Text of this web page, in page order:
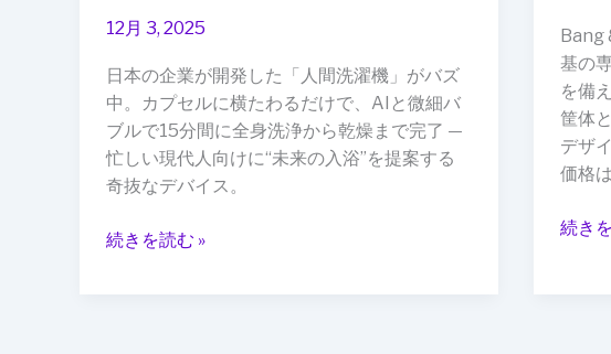
12月 3, 2025
日本の企業が開発した「人間洗濯機」がバズ
中。カプセルに横たわるだけで、AIと微細バ
ブルで15分間に全身洗浄から乾燥まで完了 —
忙しい現代人向けに“未来の入浴”を提案する
奇抜なデバイス。
洗
＆
乾
燥、
未
来
パ
続きを読む »
Bang
基の
を備
筐体
デザ
価格
間
オ
ー
デ
ィ
オ”の
章
続き